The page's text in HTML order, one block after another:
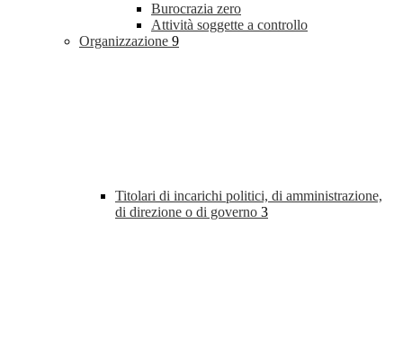
Burocrazia zero
Attività soggette a controllo
Organizzazione 9
Titolari di incarichi politici, di amministrazione,
di direzione o di governo 3